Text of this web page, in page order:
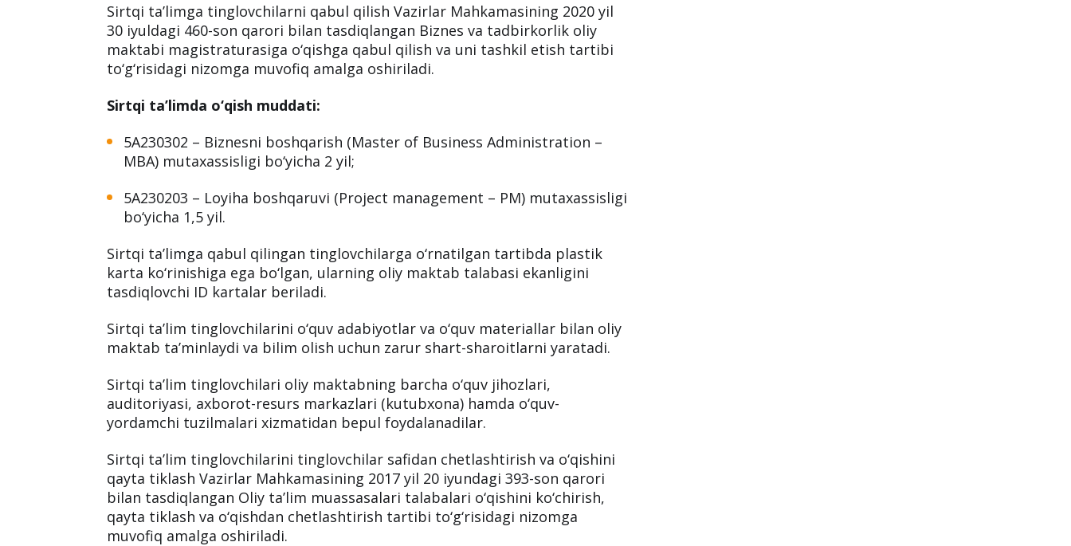
Sirtqi ta’limga tinglovchilarni qabul qilish Vazirlar Mahkamasining 2020 yil
30 iyuldagi 460-son qarori bilan tasdiqlangan Biznes va tadbirkorlik oliy
maktabi magistraturasiga o‘qishga qabul qilish va uni tashkil etish tartibi
to‘g‘risidagi nizomga muvofiq amalga oshiriladi.
Sirtqi ta’limda o‘qish muddati:
5A230302 – Biznesni boshqarish (Master of Business Administration –
MBA) mutaxassisligi bo‘yicha 2 yil;
5A230203 – Loyiha boshqaruvi (Project management – PM) mutaxassisligi
bo‘yicha 1,5 yil.
Sirtqi ta’limga qabul qilingan tinglovchilarga o‘rnatilgan tartibda plastik
karta ko‘rinishiga ega bo‘lgan, ularning oliy maktab talabasi ekanligini
tasdiqlovchi ID kartalar beriladi.
Sirtqi ta’lim tinglovchilarini o‘quv adabiyotlar va o‘quv materiallar bilan oliy
maktab ta’minlaydi va bilim olish uchun zarur shart-sharoitlarni yaratadi.
Sirtqi ta’lim tinglovchilari oliy maktabning barcha o‘quv jihozlari,
auditoriyasi, axborot-resurs markazlari (kutubxona) hamda o‘quv-
yordamchi tuzilmalari xizmatidan bepul foydalanadilar.
Sirtqi ta’lim tinglovchilarini tinglovchilar safidan chetlashtirish va o‘qishini
qayta tiklash Vazirlar Mahkamasining 2017 yil 20 iyundagi 393-son qarori
bilan tasdiqlangan Oliy ta’lim muassasalari talabalari o‘qishini ko‘chirish,
qayta tiklash va o‘qishdan chetlashtirish tartibi to‘g‘risidagi nizomga
muvofiq amalga oshiriladi.